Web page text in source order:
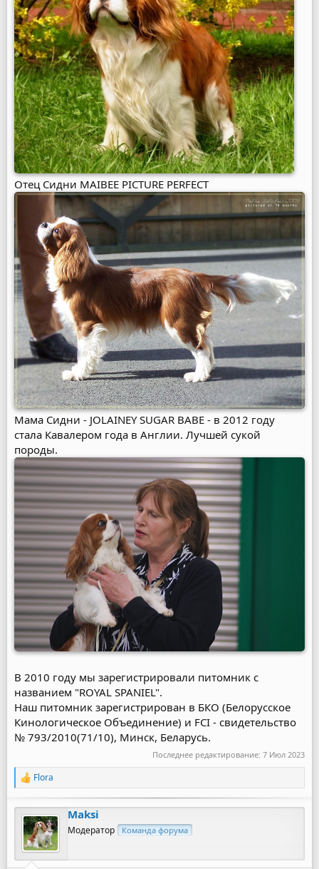
Отец Сидни MAIBEE PICTURE PERFECT
Мама Сидни - JOLAINEY SUGAR BABE - в 2012 году
стала Кавалером года в Англии. Лучшей сукой
породы.
В 2010 году мы зарегистрировали питомник с
названием "ROYAL SPANIEL".
Наш питомник зарегистрирован в БКО (Белорусское
Кинологическое Объединение) и FCI - свидетельство
№ 793/2010(71/10), Минск, Беларусь.
Последнее редактирование: 7 Июл 2023
Р
а
к
ц
и
и
:
Flora
Maksi
Модератор Команда форума